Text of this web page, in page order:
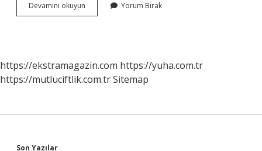
Devamını okuyun
Akıntı
Yorum Bırak
https://ekstramagazin.com https://yuha.com.tr
https://mutluciftlik.com.trSitemap
Son Yazılar